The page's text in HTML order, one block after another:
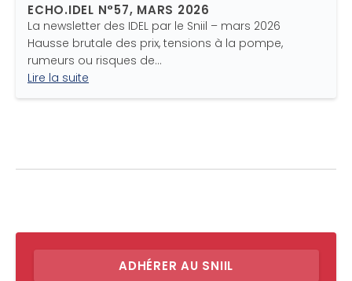
ECHO.IDEL N°57, MARS 2026
La newsletter des IDEL par le Sniil – mars 2026
Hausse brutale des prix, tensions à la pompe,
rumeurs ou risques de…
Lire la suite
ADHÉRER AU SNIIL